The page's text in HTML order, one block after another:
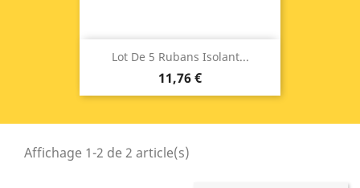
Lot De 5 Rubans Isolant...
11,76 €
Affichage 1-2 de 2 article(s)